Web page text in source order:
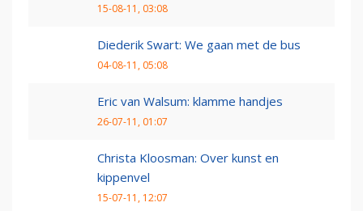
15-08-11, 03:08
Diederik Swart: We gaan met de bus
04-08-11, 05:08
Eric van Walsum: klamme handjes
26-07-11, 01:07
Christa Kloosman: Over kunst en
kippenvel
15-07-11, 12:07